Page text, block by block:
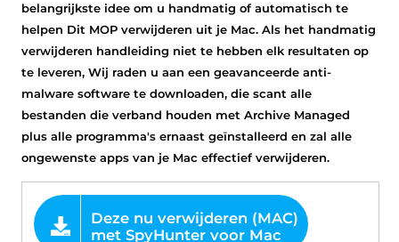
belangrijkste idee om u handmatig of automatisch te
helpen Dit MOP verwijderen uit je Mac. Als het handmatig
verwijderen handleiding niet te hebben elk resultaten op
te leveren, Wij raden u aan een geavanceerde anti-
malware software te downloaden, die scant alle
bestanden die verband houden met Archive Managed
plus alle programma's ernaast geïnstalleerd en zal alle
ongewenste apps van je Mac effectief verwijderen.